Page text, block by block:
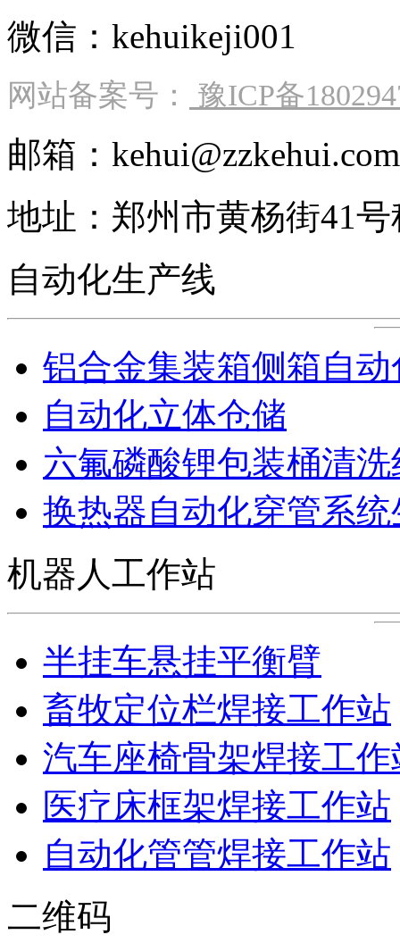
微信：kehuikeji001
网站备案号： 豫ICP备
邮箱：kehui@zzkehui.com
地址：郑州市黄杨街41
自动化生产线
铝合金集装箱侧箱自
自动化立体仓储
六氟磷酸锂包装桶清洗
换热器自动化穿管系
机器人工作站
半挂车悬挂平衡臂
畜牧定位栏焊接工作站
汽车座椅骨架焊接工作
医疗床框架焊接工作站
自动化管管焊接工作站
二维码